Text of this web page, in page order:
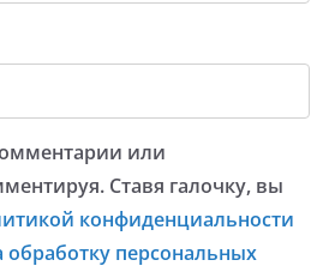
или
Ставя галочку, вы
конфиденциальности
обработку персональных